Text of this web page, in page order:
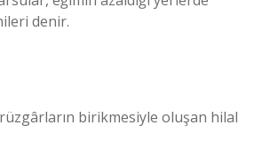
denir.
birikmesiyle oluşan hilal